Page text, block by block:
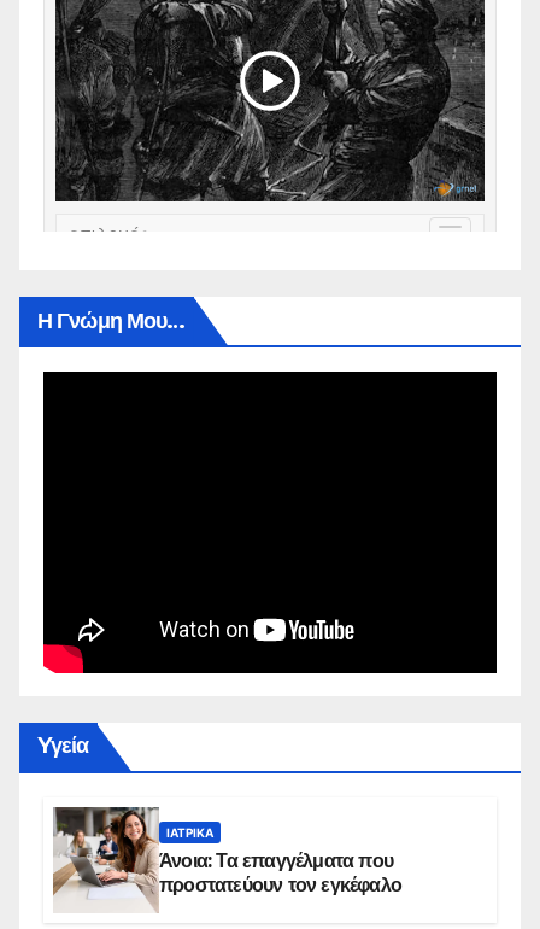
Η Γνώμη Μου…
Yγεία
ΙΑΤΡΙΚΆ
Άνοια: Τα επαγγέλματα που
προστατεύουν τον εγκέφαλο